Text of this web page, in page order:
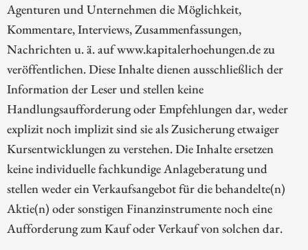
Agenturen und Unternehmen die Möglichkeit,
Kommentare, Interviews, Zusammenfassungen,
Nachrichten u. ä. auf www.kapitalerhoehungen.de zu
veröffentlichen. Diese Inhalte dienen ausschließlich der
Information der Leser und stellen keine
Handlungsaufforderung oder Empfehlungen dar, weder
explizit noch implizit sind sie als Zusicherung etwaiger
Kursentwicklungen zu verstehen. Die Inhalte ersetzen
keine individuelle fachkundige Anlageberatung und
stellen weder ein Verkaufsangebot für die behandelte(n)
Aktie(n) oder sonstigen Finanzinstrumente noch eine
Aufforderung zum Kauf oder Verkauf von solchen dar.